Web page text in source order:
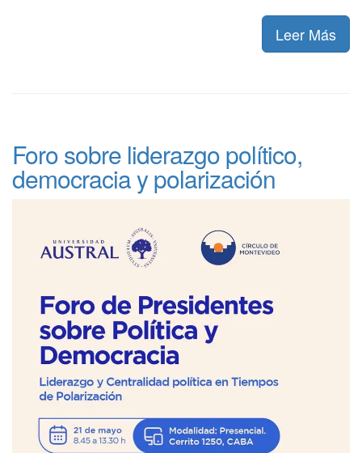
Leer Más
Foro sobre liderazgo político,
democracia y polarización